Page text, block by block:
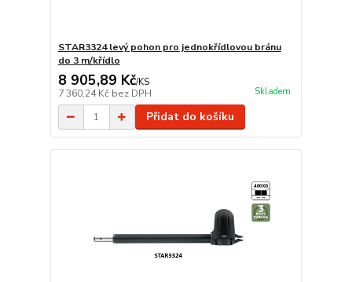
STAR3324 levý pohon pro jednokřídlovou bránu
do 3 m/křídlo
8 905,89 Kč/KS
7 360,24 Kč bez DPH Skladem
Přidat do košíku